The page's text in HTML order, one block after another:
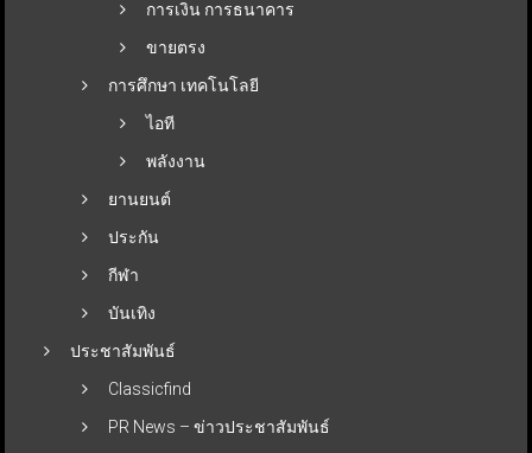
การเงิน การธนาคาร
ขายตรง
การศึกษา เทคโนโลยี
ไอที
พลังงาน
ยานยนต์
ประกัน
กีฬา
บันเทิง
ประชาสัมพันธ์
Classicfind
PR News – ข่าวประชาสัมพันธ์